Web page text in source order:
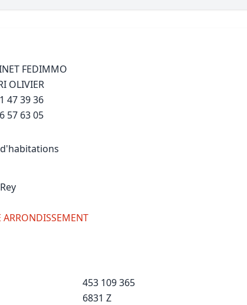
Plan Local d’Urbanisme (PLU)
l'immobilier
Développer et
Biens
FEDIMMO
OLIVIER
47 39 36
57 63 05
ARRONDISSEMENT
453 109 365
6831 Z